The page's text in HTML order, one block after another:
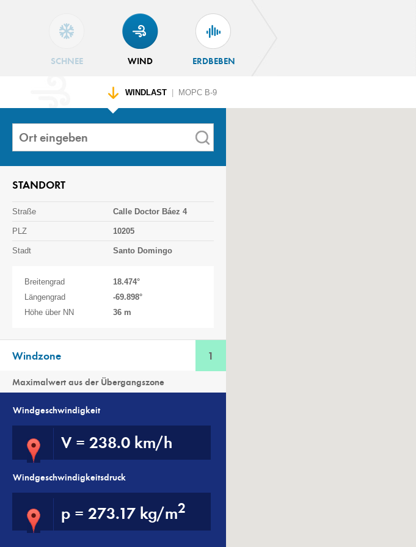
SCHNEE
WIND ERDBEBEN
WINDLAST MOPC B-9
STANDORT
Straße Calle Doctor Báez 4
PLZ 10205
Stadt Santo Domingo
Breitengrad 18.474°
Längengrad
-69.898°
Höhe über NN
36 m
Windzone 1
Maximalwert aus der Übergangszone
Windgeschwindigkeit
V= 238.0 km/h
Windgeschwindigkeitsdruck
p = 273.17 kg/m2